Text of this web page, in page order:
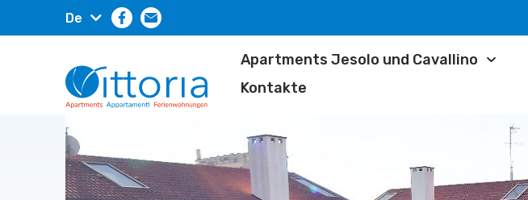
De
Apartments Jesolo und Cavallino
Kontakte